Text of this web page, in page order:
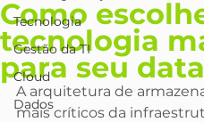
Tecnologia
Gestão da TI
Cloud
Dados
Como
tecnologia
para seu
A arquitetura de
mais críticos da